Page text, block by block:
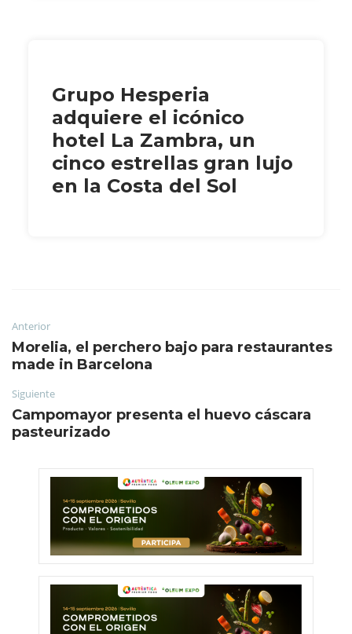
Grupo Hesperia
adquiere el icónico
hotel La Zambra, un
cinco estrellas gran lujo
en la Costa del Sol
Anterior
Morelia, el perchero bajo para restaurantes
made in Barcelona
Siguiente
Campomayor presenta el huevo cáscara
pasteurizado